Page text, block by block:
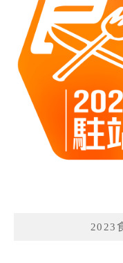
2023